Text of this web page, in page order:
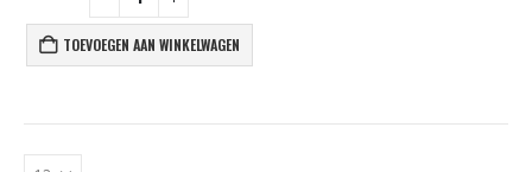
TOEVOEGEN AAN WINKELWAGEN